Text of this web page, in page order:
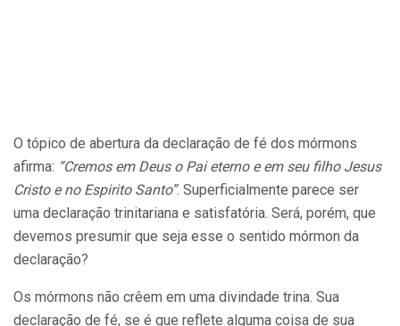
O tópico de abertura da declaração de fé dos mórmons
afirma: “Cremos em Deus o Pai eterno e em seu filho Jesus
Cristo e no Espirito Santo”. Superficialmente parece ser
uma declaração trinitariana e satisfatória. Será, porém, que
devemos presumir que seja esse o sentido mórmon da
declaração?
Os mórmons não crêem em uma divindade trina. Sua
declaração de fé, se é que reflete alguma coisa de sua